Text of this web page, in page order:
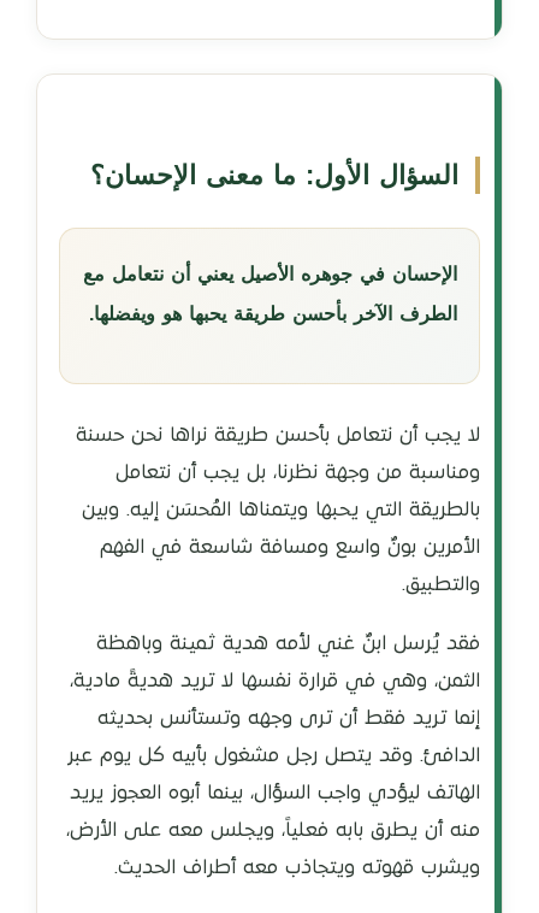
السؤال الأول: ما معنى الإحسان؟
الإحسان في جوهره الأصيل يعني أن نتعامل مع
الطرف الآخر بأحسن طريقة يحبها هو ويفضلها.
لا يجب أن نتعامل بأحسن طريقة نراها نحن حسنة
ومناسبة من وجهة نظرنا، بل يجب أن نتعامل
بالطريقة التي يحبها ويتمناها المُحسَن إليه. وبين
الأمرين بونٌ واسع ومسافة شاسعة في الفهم
والتطبيق.
فقد يُرسل ابنٌ غني لأمه هدية ثمينة وباهظة
الثمن، وهي في قرارة نفسها لا تريد هديةً مادية،
إنما تريد فقط أن ترى وجهه وتستأنس بحديثه
الدافئ. وقد يتصل رجل مشغول بأبيه كل يوم عبر
الهاتف ليؤدي واجب السؤال، بينما أبوه العجوز يريد
منه أن يطرق بابه فعلياً، ويجلس معه على الأرض،
ويشرب قهوته ويتجاذب معه أطراف الحديث.